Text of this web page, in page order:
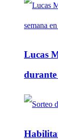
Lucas
durante